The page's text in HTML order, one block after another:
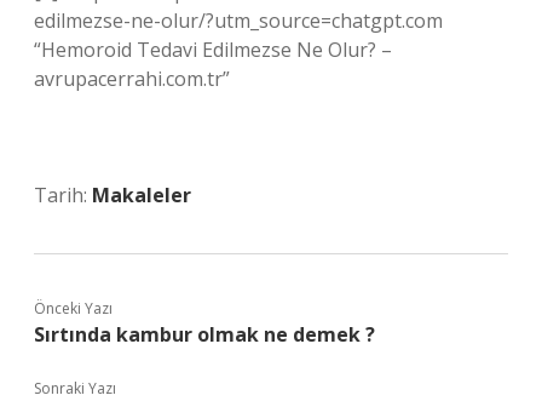
edilmezse-ne-olur/?utm_source=chatgpt.com
“Hemoroid Tedavi Edilmezse Ne Olur? –
avrupacerrahi.com.tr”
Tarih: Makaleler
Önceki Yazı
Sırtında kambur olmak ne demek ?
Sonraki Yazı